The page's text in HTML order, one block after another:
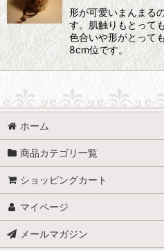
形が可愛いまんまる
す。肌触りもとって
色合いや形がとって
8cm位です。
ホーム
商品カテゴリ一覧
ショッピングカート
マイページ
メールマガジン